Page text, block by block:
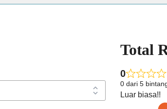
Total
0
0 dari 5
Luar biasa!!